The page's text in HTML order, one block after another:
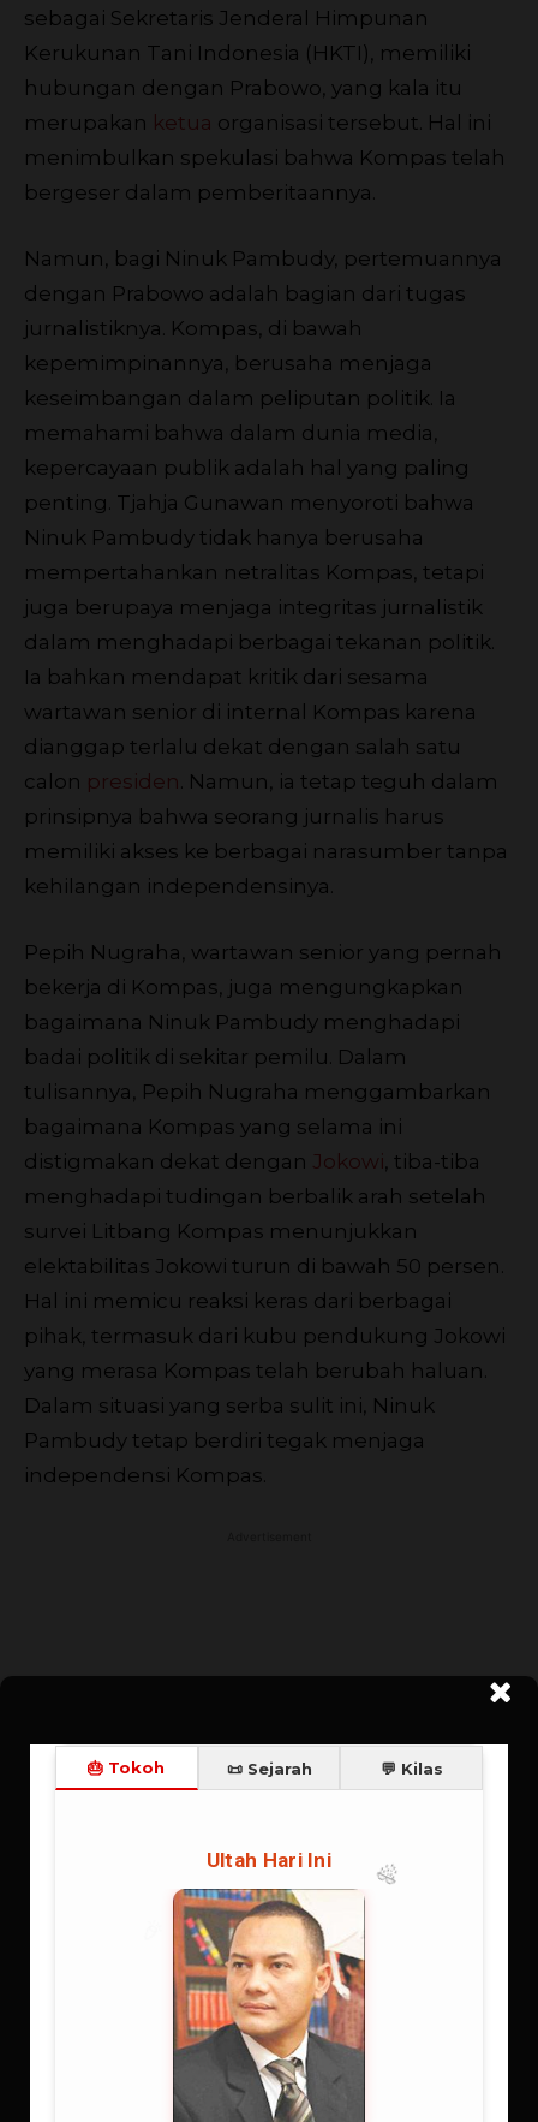
sebagai Sekretaris Jenderal Himpunan
Kerukunan Tani Indonesia (HKTI), memiliki
hubungan dengan Prabowo, yang kala itu
merupakan ketua organisasi tersebut. Hal ini
menimbulkan spekulasi bahwa Kompas telah
bergeser dalam pemberitaannya.
Namun, bagi Ninuk Pambudy, pertemuannya
dengan Prabowo adalah bagian dari tugas
jurnalistiknya. Kompas, di bawah
kepemimpinannya, berusaha menjaga
keseimbangan dalam peliputan politik. Ia
memahami bahwa dalam dunia media,
kepercayaan publik adalah hal yang paling
penting. Tjahja Gunawan menyoroti bahwa
Ninuk Pambudy tidak hanya berusaha
mempertahankan netralitas Kompas, tetapi
juga berupaya menjaga integritas jurnalistik
dalam menghadapi berbagai tekanan politik.
Ia bahkan mendapat kritik dari sesama
wartawan senior di internal Kompas karena
dianggap terlalu dekat dengan salah satu
calon presiden. Namun, ia tetap teguh dalam
prinsipnya bahwa seorang jurnalis harus
memiliki akses ke berbagai narasumber tanpa
kehilangan independensinya.
Pepih Nugraha, wartawan senior yang pernah
bekerja di Kompas, juga mengungkapkan
bagaimana Ninuk Pambudy menghadapi
badai politik di sekitar pemilu. Dalam
tulisannya, Pepih Nugraha menggambarkan
bagaimana Kompas yang selama ini
distigmakan dekat dengan Jokowi, tiba-tiba
menghadapi tudingan berbalik arah setelah
survei Litbang Kompas menunjukkan
elektabilitas Jokowi turun di bawah 50 persen.
Hal ini memicu reaksi keras dari berbagai
pihak, termasuk dari kubu pendukung Jokowi
yang merasa Kompas telah berubah haluan.
Dalam situasi yang serba sulit ini, Ninuk
Pambudy tetap berdiri tegak menjaga
independensi Kompas.